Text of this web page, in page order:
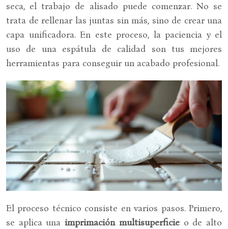
seca, el trabajo de alisado puede comenzar. No se
trata de rellenar las juntas sin más, sino de crear una
capa unificadora. En este proceso, la paciencia y el
uso de una espátula de calidad son tus mejores
herramientas para conseguir un acabado profesional.
El proceso técnico consiste en varios pasos. Primero,
se aplica unaimprimación multisuperficieo de alto